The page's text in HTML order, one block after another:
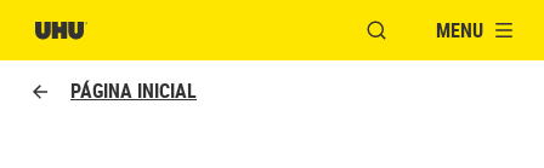
ABRIR JANELA
MENU
PÁGINA INICIAL